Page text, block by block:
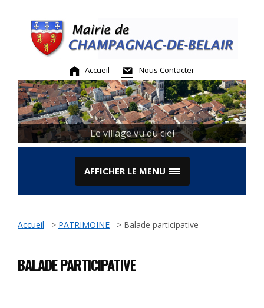
content
Accueil Nous Contacter
Le village vu du ciel
AFFICHER LE MENU
Accueil > PATRIMOINE > Balade participative
BALADE PARTICIPATIVE